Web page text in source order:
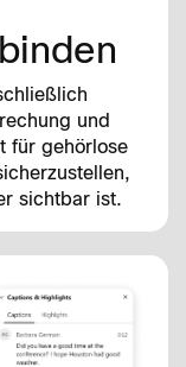
und
für gehörlose
sichtbar ist.